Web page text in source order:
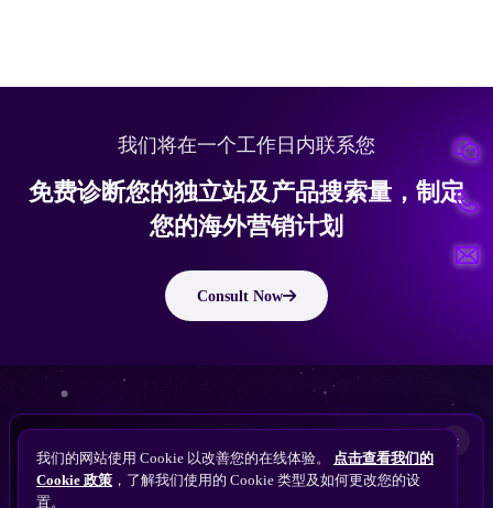
我们将在一个工作日内联系您
免费诊断您的独立站及产品搜索量，制定
您的海外营销计划
Consult Now
版权所有 © 2010 ~ 2026 隽永东方/EastDigi--专注企业海外业务增长
备案号：苏ICP备14005285号-11
我们的网站使用 Cookie 以改善您的在线体验。 点击查看我们的
Cookie 政策 ，了解我们使用的 Cookie 类型及如何更改您的设
置。
×
Perplexity
Gemini
搜索找到您的独立站？
免费获取隽永东方 SEO / AEO / GEO 独立站可见